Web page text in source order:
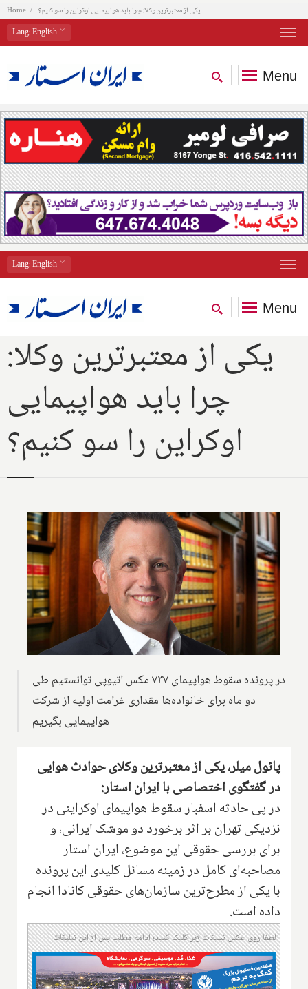
Home یکی از معتبرترین وکلا: چرا باید هواپیمایی اوکراین را سو کنیم؟
Lang: English
Menu
Lang: English
Menu
یکی از معتبرترین وکلا:
چرا باید هواپیمایی
اوکراین را سو کنیم؟
در پرونده سقوط هواپیمای ۷۳۷ مکس اتیوپی توانستیم طی
دو ماه برای خانواده‌ها مقداری غرامت اولیه از شرکت
هواپیمایی بگیریم
پائول میلر،‌ یکی از معتبرترین وکلای حوادث هوایی
در گفتگوی اختصاصی با ایران استار:
در پی حادثه اسفبار سقوط هواپیمای اوکراینی در
نزدیکی تهران بر اثر برخورد دو موشک ایرانی، و
برای بررسی حقوقی این موضوع، ایران استار
مصاحبه‌ای کامل در زمینه مسائل کلیدی این پرونده
با یکی از مطرح‌ترین سازمان‌های حقوقی کانادا انجام
داده است.
لطفا روی عکس تبلیغات زیر کلیک کنید؛ ادامه مطلب پس از این تبلیغات